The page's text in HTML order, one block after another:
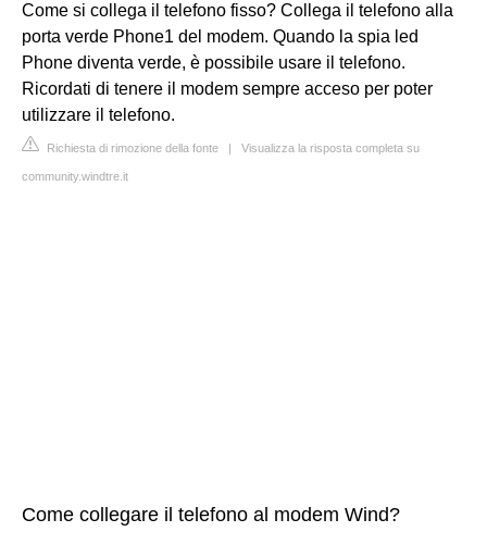
Come si collega il telefono fisso? Collega il telefono alla
porta verde Phone1 del modem. Quando la spia led
Phone diventa verde, è possibile usare il telefono.
Ricordati di tenere il modem sempre acceso per poter
utilizzare il telefono.
Richiesta di rimozione della fonte | Visualizza la risposta completa su
community.windtre.it
Come collegare il telefono al modem Wind?